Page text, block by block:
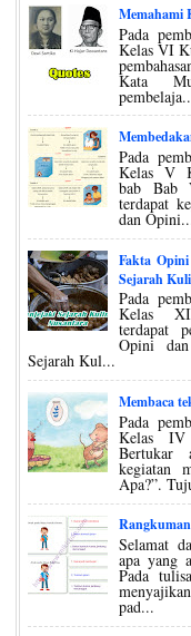
Memahami
Pada
Kelas VI
Kata
Pada
Kelas V
bab Bab
terdapat
dan
Fakta
Sejarah
Pada
Kelas
terdapat
Opini
Sejarah Kul...
Membaca
Pada
Kelas
Bertukar
kegiatan
Apa?”.
Selamat
apa yang
Pada
pad...